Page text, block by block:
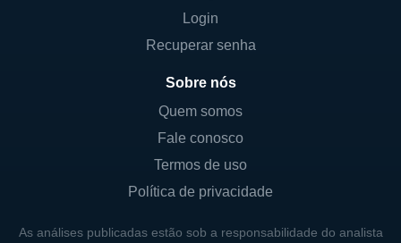
Login
Recuperar senha
Sobre nós
Quem somos
Fale conosco
Termos de uso
Política de privacidade
As análises publicadas estão sob a responsabilidade do analista